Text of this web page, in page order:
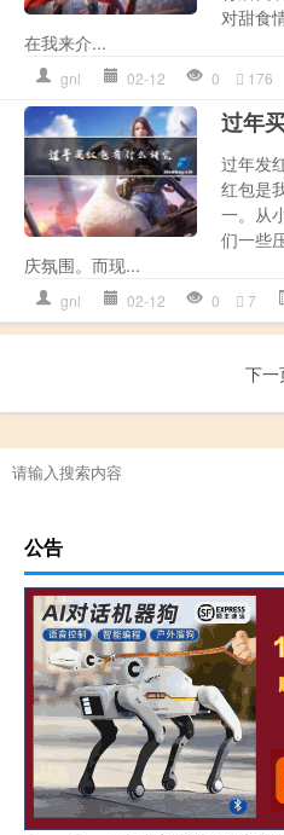
对甜食
在我来介...
gnl 02-12 0 176
过年
过年发
红包是
一。从
们一些
庆氛围。而现...
gnl 02-12 0 7
下一
公告